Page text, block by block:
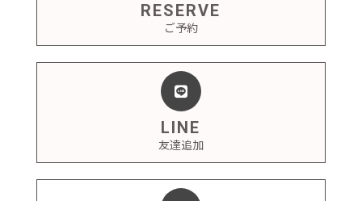
RESERVE
ご予約
LINE
友達追加